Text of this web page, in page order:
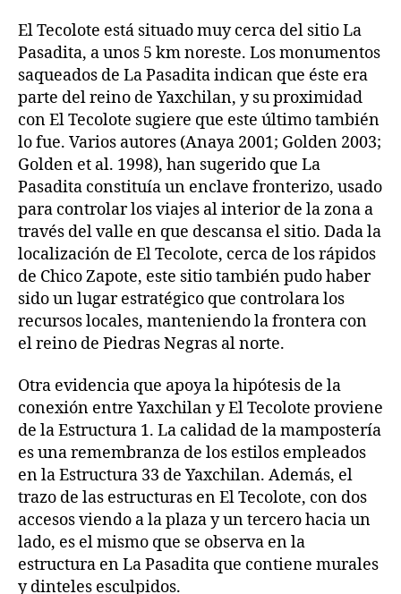
El Tecolote está situado muy cerca del sitio La
Pasadita, a unos 5 km noreste. Los monumentos
saqueados de La Pasadita indican que éste era
parte del reino de Yaxchilan, y su proximidad
con El Tecolote sugiere que este último también
lo fue. Varios autores (Anaya 2001; Golden 2003;
Golden et al. 1998), han sugerido que La
Pasadita constituía un enclave fronterizo, usado
para controlar los viajes al interior de la zona a
través del valle en que descansa el sitio. Dada la
localización de El Tecolote, cerca de los rápidos
de Chico Zapote, este sitio también pudo haber
sido un lugar estratégico que controlara los
recursos locales, manteniendo la frontera con
el reino de Piedras Negras al norte.
Otra evidencia que apoya la hipótesis de la
conexión entre Yaxchilan y El Tecolote proviene
de la Estructura 1. La calidad de la mampostería
es una remembranza de los estilos empleados
en la Estructura 33 de Yaxchilan. Además, el
trazo de las estructuras en El Tecolote, con dos
accesos viendo a la plaza y un tercero hacia un
lado, es el mismo que se observa en la
estructura en La Pasadita que contiene murales
y dinteles esculpidos.